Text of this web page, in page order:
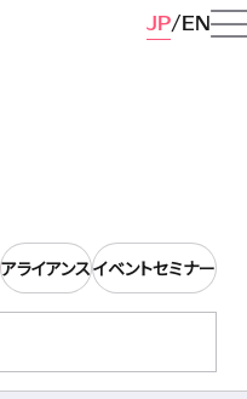
JP EN
アライアンスイベントセミナー